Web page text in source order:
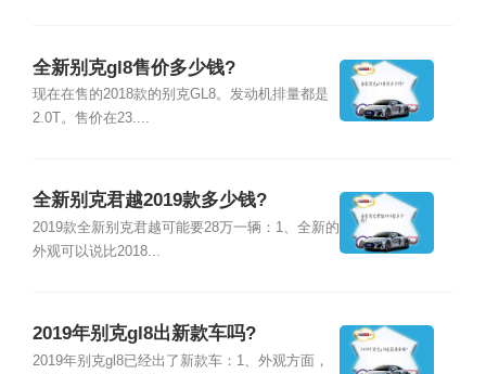
全新别克gl8售价多少钱?
现在在售的2018款的别克GL8。发动机排量都是
2.0T。售价在23....
全新别克君越2019款多少钱?
2019款全新别克君越可能要28万一辆：1、全新的
外观可以说比2018...
2019年别克gl8出新款车吗?
2019年别克gl8已经出了新款车：1、外观方面，